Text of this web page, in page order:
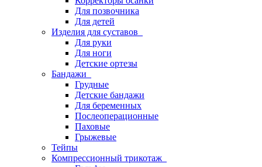
Для позвочника
Для детей
Изделия для суставов
Для руки
Для ноги
Детские ортезы
Бандажи
Грудные
Детские бандажи
Для беременных
Послеоперационные
Паховые
Грыжевые
Тейпы
Компрессионный трикотаж